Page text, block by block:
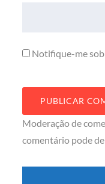
Notifique-me
Moderação de
comentário pode